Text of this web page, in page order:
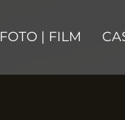
FOTO | FILM